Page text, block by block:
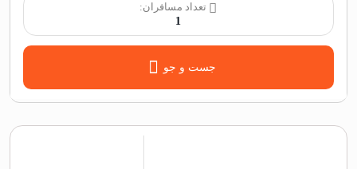
تعداد مسافران:
1
جست و جو